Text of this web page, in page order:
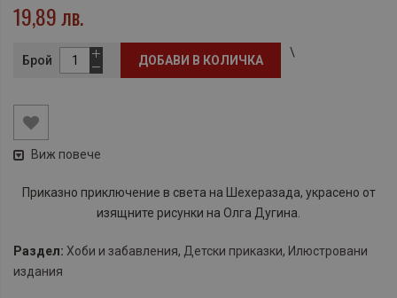
19,89 лв.
Брой ДОБАВИ В КОЛИЧКА
\
Виж повече
Приказно приключение в света на Шехеразада, украсено от
изящните рисунки на Олга Дугина.
Раздел: Хоби и забавления, Детски приказки, Илюстровани
издания